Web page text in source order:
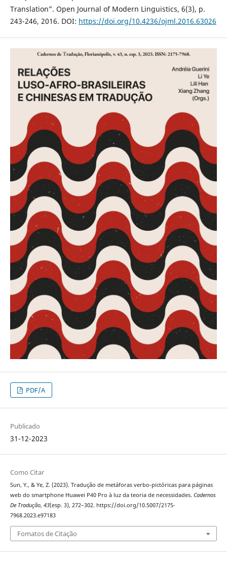
Translation”. Open Journal of Modern Linguistics, 6(3), p.
243-246, 2016. DOI: https://doi.org/10.4236/ojml.2016.63026
PDF/A
Publicado
31-12-2023
Como Citar
Sun, Y., & Ye, Z. (2023). Tradução de metáforas verbo-pictóricas para páginas
web do smartphone Huawei P40 Pro à luz da teoria de necessidades. Cadernos
De Tradução, 43(esp. 3), 272–302. https://doi.org/10.5007/2175-
7968.2023.e97183
Fomatos de Citação